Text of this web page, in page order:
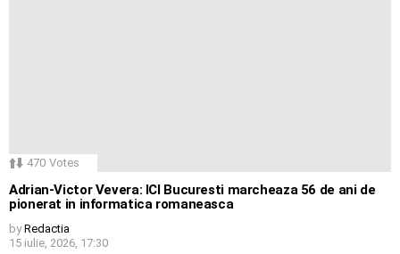
470 Votes
Adrian-Victor Vevera: ICI Bucuresti marcheaza 56 de ani de
pionerat in informatica romaneasca
by Redactia
15 iulie, 2026, 17:30